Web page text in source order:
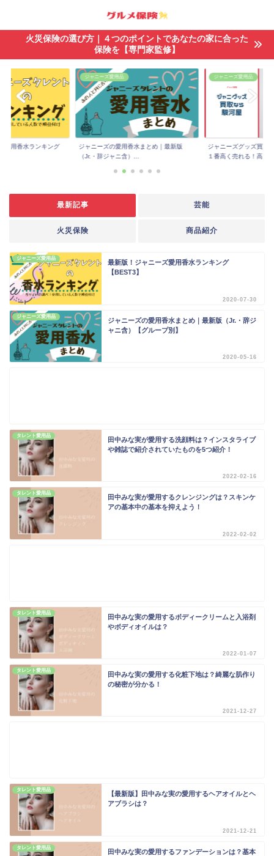
火災保険の選び方｜４つのポイントであなたの家に合った
保険を【専門家監修】
愛用香水ランキング
ジャニーズ愛用品
ジャニーズの愛用香水まとめ｜最新版
（Jr.・辞ジャニ含）...
ジャニーズ愛用品
ジャニーズグッズ買取
１番高く売れる！高...
最新記事 芸能
火災保険 商品紹介
ジャニーズ愛用品
最新版！ジャニーズ愛用香水ランキング
【BEST3】
2020-07-30
ジャニーズ愛用品
ジャニーズの愛用香水まとめ｜最新版（Jr.・辞ジ
ャニ含）【グループ別】
2020-05-16
タレント愛用品
田中みな実が愛用する洗顔料は？インスタライブ
や雑誌で紹介されていたものを5つ紹介！
2022-02-16
タレント愛用品
田中みな実が愛用するクレンジングは？スキンケ
アの基本中の基本を抑えよう！
2022-02-02
タレント愛用品
田中みな実の愛用するボディークリームと入浴剤
やボディオイルは？
2022-01-07
タレント愛用品
田中みな実の愛用する化粧下地は？綺麗な肌作り
の秘密が分かる！
2021-12-27
タレント愛用品
【最新版】田中みな実の愛用するヘアオイルとヘ
アブラシは？
2021-12-21
タレント愛用品
田中みな実の愛用するファンデーションは？基本